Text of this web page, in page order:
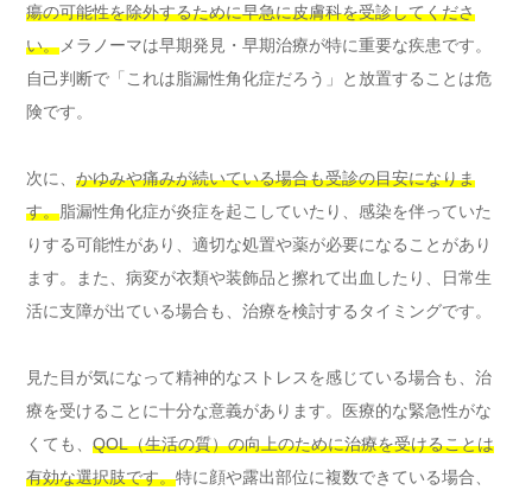
瘍の可能性を除外するために早急に皮膚科を受診してくださ
い。 メラノーマは早期発見・早期治療が特に重要な疾患です。
自己判断で「これは脂漏性角化症だろう」と放置することは危
険です。
次に、 かゆみや痛みが続いている場合も受診の目安になりま
す。脂漏性角化症が炎症を起こしていたり、感染を伴っていた
りする可能性があり、適切な処置や薬が必要になることがあり
ます。また、病変が衣類や装飾品と擦れて出血したり、日常生
活に支障が出ている場合も、治療を検討するタイミングです。
見た目が気になって精神的なストレスを感じている場合も、治
療を受けることに十分な意義があります。医療的な緊急性がな
くても、 QOL（生活の質）の向上のために治療を受けることは
有効な選択肢です。特に顔や露出部位に複数できている場合、